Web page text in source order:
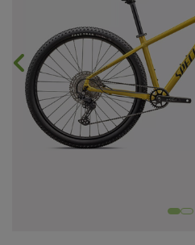
chevron_backward